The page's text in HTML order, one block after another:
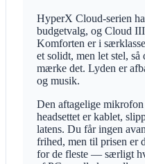
HyperX Cloud-serien
budgetvalg, og Cloud
Komforten er i
et solidt, men let stel,
mærke det. Lyden er
og musik.
Den aftagelige
headsettet er kablet,
latens. Du får ingen
frihed, men til prisen er
for de fleste — særligt